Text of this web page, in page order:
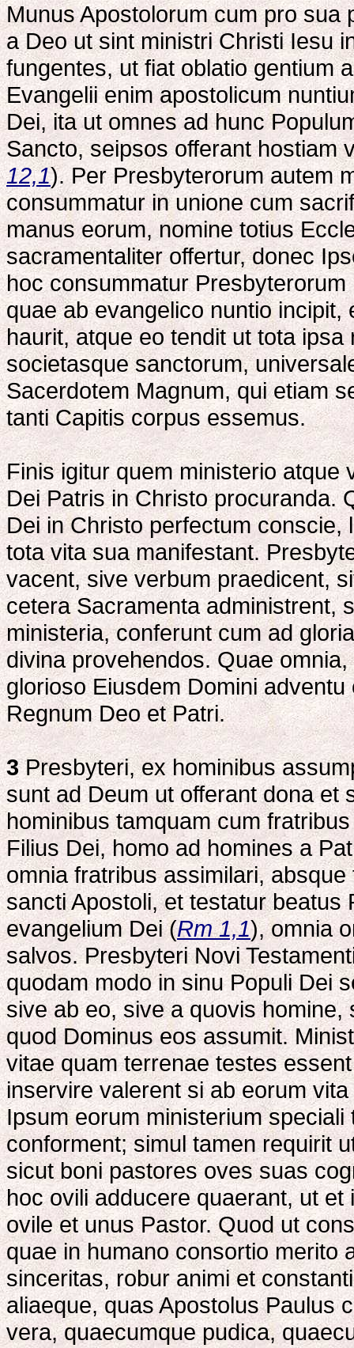
Munus Apostolorum cum pro
a Deo ut sint ministri Christi Iesu
fungentes, ut fiat oblatio gentium
Evangelii enim apostolicum
Dei, ita ut omnes ad hunc
Sancto, seipsos offerant hostiam
12,1). Per Presbyterorum autem
consummatur in unione cum
manus eorum, nomine totius
sacramentaliter offertur, donec
hoc consummatur
quae ab evangelico nuntio
haurit, atque eo tendit ut tota
societasque sanctorum,
Sacerdotem Magnum, qui etiam
tanti Capitis corpus essemus.
Finis igitur quem ministerio
Dei Patris in Christo procuranda.
Dei in Christo perfectum
tota vita sua manifestant.
vacent, sive verbum praedicent,
cetera Sacramenta administrent,
ministeria, conferunt cum ad
divina provehendos. Quae
glorioso Eiusdem Domini
Regnum Deo et Patri.
3Presbyteri, ex hominibus
sunt ad Deum ut offerant dona et
hominibus tamquam cum
Filius Dei, homo ad homines a
omnia fratribus assimilari,
sancti Apostoli, et testatur
evangelium Dei (Rm 1,1), omnia
salvos. Presbyteri Novi
quodam modo in sinu Populi Dei
sive ab eo, sive a quovis
quod Dominus eos assumit.
vitae quam terrenae testes
inservire valerent si ab eorum
Ipsum eorum ministerium
conforment; simul tamen requirit
sicut boni pastores oves suas
hoc ovili adducere quaerant, ut
ovile et unus Pastor. Quod ut
quae in humano consortio merito
sinceritas, robur animi et
aliaeque, quas Apostolus Paulus
vera, quaecumque pudica,